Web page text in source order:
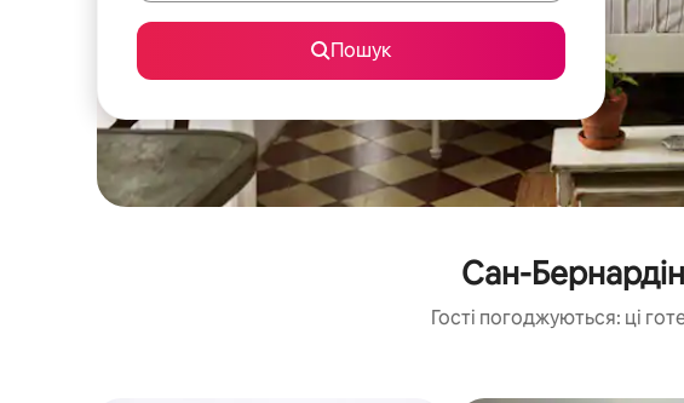
Пошук
Сан-
Гості погоджуються: ці